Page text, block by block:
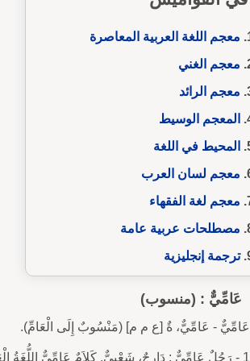
معجم اللغة العربية المعاصرة
معجم الغني
معجم الرائد
المعجم الوسيط
المحيط في اللغة
معجم لسان العرب
معجم لغة الفقهاء
مصطلحات عربية عامة
ترجمة إنجليزية
عَامِّيٌّ : (منسوب)
عَامِّيٌّ - عَامِّيٌّ، ةٌ [ع م م] (مَنْسُوبٌ إِلَى الْعَامِّ).
1 - رَجُلٌ عَامِّيٌّ : دَارِجٌ، شَعْبِيٌّ. كَلاَمٌ عَامِّيٌّ اللُّغَةُ الْعَامِّيَّةُ.